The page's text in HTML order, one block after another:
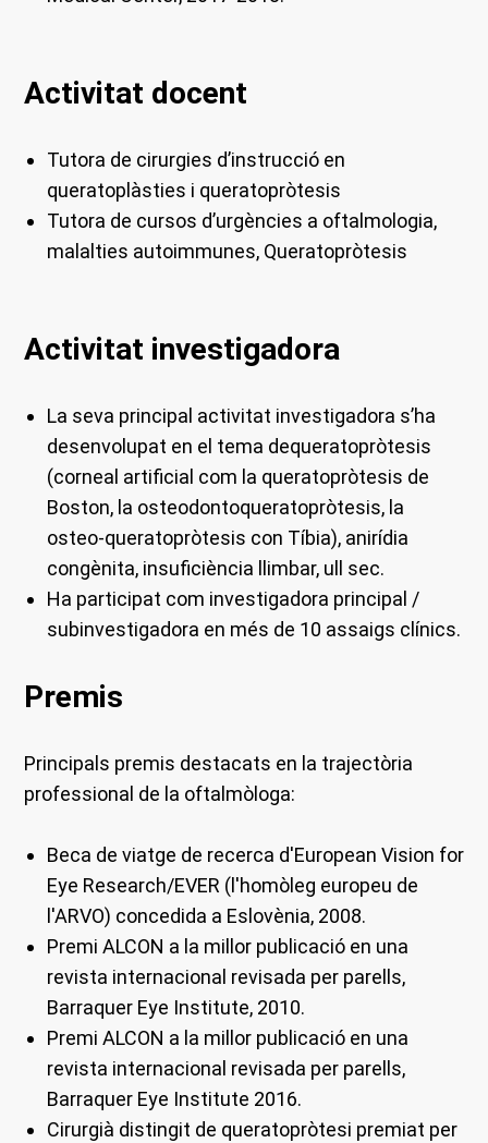
Activitat docent
Tutora de cirurgies d’instrucció en
queratoplàsties i queratopròtesis
Tutora de cursos d’urgències a oftalmologia,
malalties autoimmunes, Queratopròtesis
Activitat investigadora
La seva principal activitat investigadora s’ha
desenvolupat en el tema dequeratopròtesis
(corneal artificial com la queratopròtesis de
Boston, la osteodontoqueratopròtesis, la
osteo-queratopròtesis con Tíbia), anirídia
congènita, insuficiència llimbar, ull sec.
Ha participat com investigadora principal /
subinvestigadora en més de 10 assaigs clínics.
Premis
Principals premis destacats en la trajectòria
professional de la oftalmòloga:
Beca de viatge de recerca d'European Vision for
Eye Research/EVER (l'homòleg europeu de
l'ARVO) concedida a Eslovènia, 2008.
Premi ALCON a la millor publicació en una
revista internacional revisada per parells,
Barraquer Eye Institute, 2010.
Premi ALCON a la millor publicació en una
revista internacional revisada per parells,
Barraquer Eye Institute 2016.
Cirurgià distingit de queratopròtesi premiat per